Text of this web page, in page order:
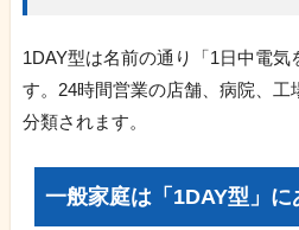
1DAY型は名前の通り「1日中電気
す。24時間営業の店舗、病院、工
分類されます。
一般家庭は「1DAY型」